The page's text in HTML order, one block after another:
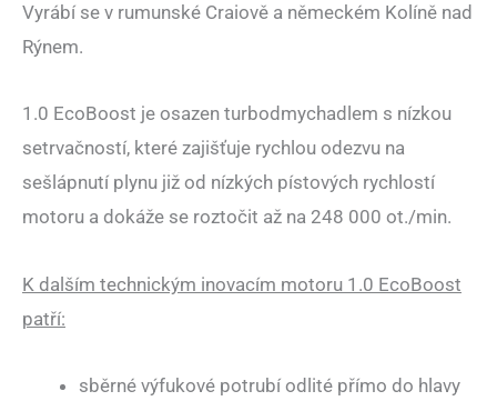
Vyrábí se v rumunské Craiově a německém Kolíně nad
Rýnem.
1.0 EcoBoost je osazen turbodmychadlem s nízkou
setrvačností, které zajišťuje rychlou odezvu na
sešlápnutí plynu již od nízkých pístových rychlostí
motoru a dokáže se roztočit až na 248 000 ot./min.
K dalším technickým inovacím motoru 1.0 EcoBoost
patří:
sběrné výfukové potrubí odlité přímo do hlavy